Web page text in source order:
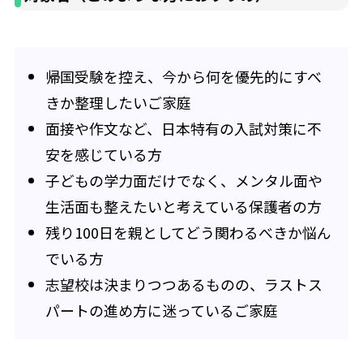
帰国受験を控え、今から何を優先的にすべ
きか整理したいご家庭
面接や作文など、日本特有の入試対策に不
安を感じている方
子どもの学力面だけでなく、メンタル面や
生活面も整えたいと考えている保護者の方
残り100日を親としてどう関わるべきか悩ん
でいる方
志望校は決まりつつあるものの、ラストス
パートの進め方に迷っているご家庭